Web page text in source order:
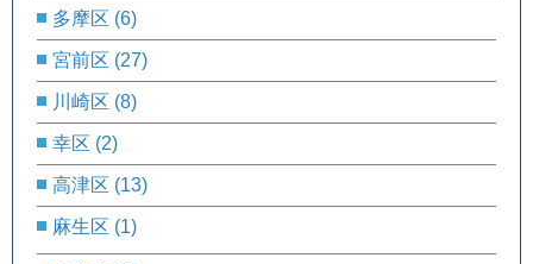
多摩区 (6)
宮前区 (27)
川崎区 (8)
幸区 (2)
高津区 (13)
麻生区 (1)